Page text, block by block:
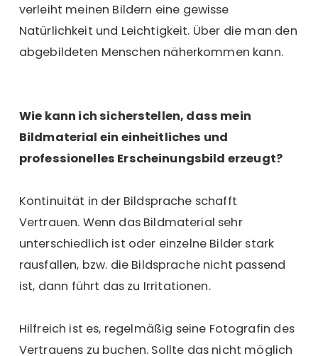
verleiht meinen Bildern eine gewisse
Natürlichkeit und Leichtigkeit. Über die man den
abgebildeten Menschen näherkommen kann.
Wie kann ich sicherstellen, dass mein
Bildmaterial ein einheitliches und
professionelles Erscheinungsbild erzeugt?
Kontinuität in der Bildsprache schafft
Vertrauen. Wenn das Bildmaterial sehr
unterschiedlich ist oder einzelne Bilder stark
rausfallen, bzw. die Bildsprache nicht passend
ist, dann führt das zu Irritationen.
Hilfreich ist es, regelmäßig seine Fotografin des
Vertrauens zu buchen. Sollte das nicht möglich